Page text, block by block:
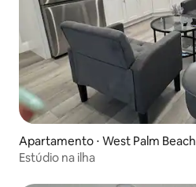
Apartamento ⋅ West Palm Beach
Estúdio na ilha